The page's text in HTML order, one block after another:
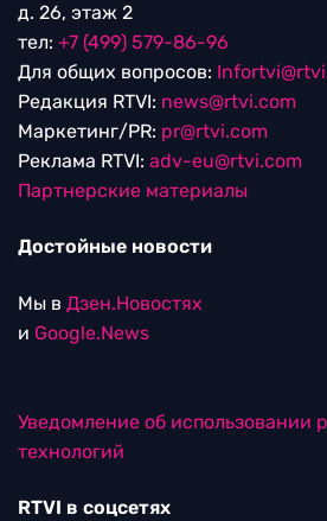
д. 26, этаж 2
тел: +7 (499) 579-86-96
Для общих вопросов:
Редакция RTVI: news@rtvi.com
Маркетинг/PR: pr@rtvi.com
Реклама RTVI: adv-eu@rtvi.com
Партнерские материалы
Достойные новости
Мы в Дзен.Новостях
и Google.News
Уведомление об использовании
технологий
RTVI в соцсетях